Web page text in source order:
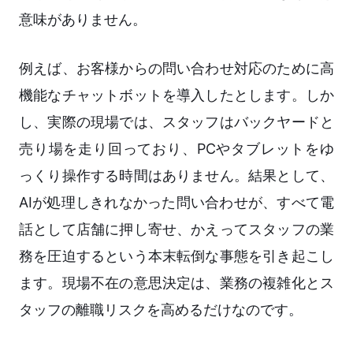
意味がありません。
例えば、お客様からの問い合わせ対応のために高
機能なチャットボットを導入したとします。しか
し、実際の現場では、スタッフはバックヤードと
売り場を走り回っており、PCやタブレットをゆ
っくり操作する時間はありません。結果として、
AIが処理しきれなかった問い合わせが、すべて電
話として店舗に押し寄せ、かえってスタッフの業
務を圧迫するという本末転倒な事態を引き起こし
ます。現場不在の意思決定は、業務の複雑化とス
タッフの離職リスクを高めるだけなのです。